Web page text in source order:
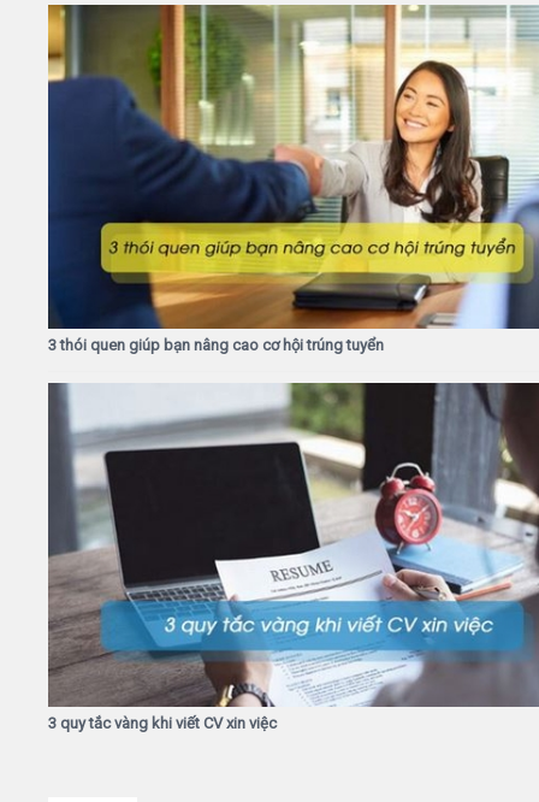
3 thói quen giúp bạn nâng cao cơ hội trúng tuyển
3 quy tắc vàng khi viết CV xin việc